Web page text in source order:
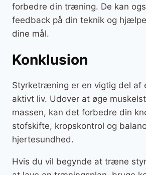
forbedre din træning. De kan
feedback på din teknik og
dine mål.
Konklusion
Styrketræning er en vigtig del af
aktivt liv. Udover at øge
massen, kan det forbedre din
stofskifte, kropskontrol og
hjertesundhed.
Hvis du vil begynde at træne